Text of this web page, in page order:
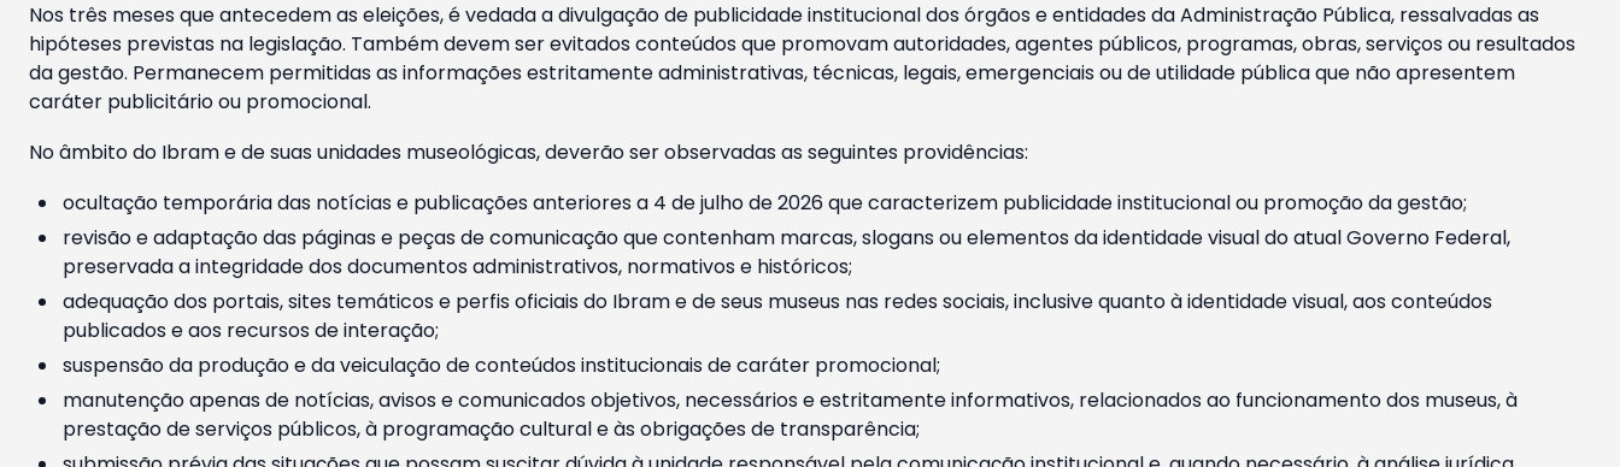
Nos três meses que antecedem as eleições, é vedada a divulgação de publicidade institucional dos órgãos e entidades da Administração Pública, ressalvadas as
hipóteses previstas na legislação. Também devem ser evitados conteúdos que promovam autoridades, agentes públicos, programas, obras, serviços ou resultados
da gestão. Permanecem permitidas as informações estritamente administrativas, técnicas, legais, emergenciais ou de utilidade pública que não apresentem
caráter publicitário ou promocional.
No âmbito do Ibram e de suas unidades museológicas, deverão ser observadas as seguintes providências:
ocultação temporária das notícias e publicações anteriores a 4 de julho de 2026 que caracterizem publicidade institucional ou promoção da gestão;
revisão e adaptação das páginas e peças de comunicação que contenham marcas, slogans ou elementos da identidade visual do atual Governo Federal,
preservada a integridade dos documentos administrativos, normativos e históricos;
adequação dos portais, sites temáticos e perfis oficiais do Ibram e de seus museus nas redes sociais, inclusive quanto à identidade visual, aos conteúdos
publicados e aos recursos de interação;
suspensão da produção e da veiculação de conteúdos institucionais de caráter promocional;
manutenção apenas de notícias, avisos e comunicados objetivos, necessários e estritamente informativos, relacionados ao funcionamento dos museus, à
prestação de serviços públicos, à programação cultural e às obrigações de transparência;